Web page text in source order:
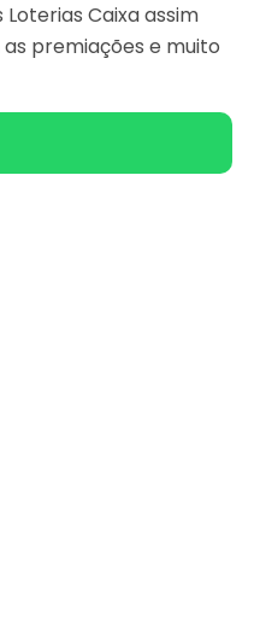
Caixa assim
premiações e muito